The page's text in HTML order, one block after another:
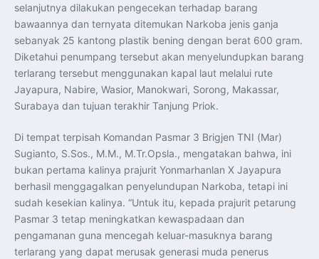
Menteri PKP dan Ketua DEN Perkuat Kolaborasi
Teknologi, Data, dan Pembiayaan Demi Percepatan
Program 3 Juta Rumah
Pendaftaran MagangHub Angkatan II Batch 1 Dibuka
hingga 28 Juli 2026, Kesempatan Raih Pengalaman Kerja
dan Sertifikasi Kompetensi
KASAU Bekali 154 Perwira Remaja AAU 2026, Tekankan
Integritas dan Profesionalisme sebagai Bekal
Pengabdian
Menlu Sugiono Dorong Kemitraan ASEAN–Inggris yang
Lebih Erat Hadapi Tantangan Global
Stabilitas Global melalui Kemitraan Strategis
Menlu RI Dorong Kemitraan Ekonomi ASEAN–Korea
Selatan untuk Perkuat Ketahanan Kawasan
Kemitraan ASEAN–Kanada Perkuat Ketahanan Ekonomi,
Pangan, dan Energi Kawasan
ASEAN dan India Perkuat Ketahanan Kawasan lewat
Kerja Sama Maritim, Ekonomi, dan Kesehatan
BI Pertahankan BI-Rate 5,75 Persen untuk Jaga
Stabilitas dan Dukung Pertumbuhan Ekonomi
Kepala BGN Sudaryono Tegaskan Komitmen Perkuat
Transparansi dan Akuntabilitas Program Makan Bergizi
Gratis
selanjutnya dilakukan pengecekan terhadap barang
bawaannya dan ternyata ditemukan Narkoba jenis ganja
sebanyak 25 kantong plastik bening dengan berat 600 gram.
Diketahui penumpang tersebut akan menyelundupkan barang
terlarang tersebut menggunakan kapal laut melalui rute
Jayapura, Nabire, Wasior, Manokwari, Sorong, Makassar,
Surabaya dan tujuan terakhir Tanjung Priok.
Di tempat terpisah Komandan Pasmar 3 Brigjen TNI (Mar)
Sugianto, S.Sos., M.M., M.Tr.Opsla., mengatakan bahwa, ini
bukan pertama kalinya prajurit Yonmarhanlan X Jayapura
berhasil menggagalkan penyelundupan Narkoba, tetapi ini
sudah kesekian kalinya. “Untuk itu, kepada prajurit petarung
Pasmar 3 tetap meningkatkan kewaspadaan dan
pengamanan guna mencegah keluar-masuknya barang
terlarang yang dapat merusak generasi muda penerus